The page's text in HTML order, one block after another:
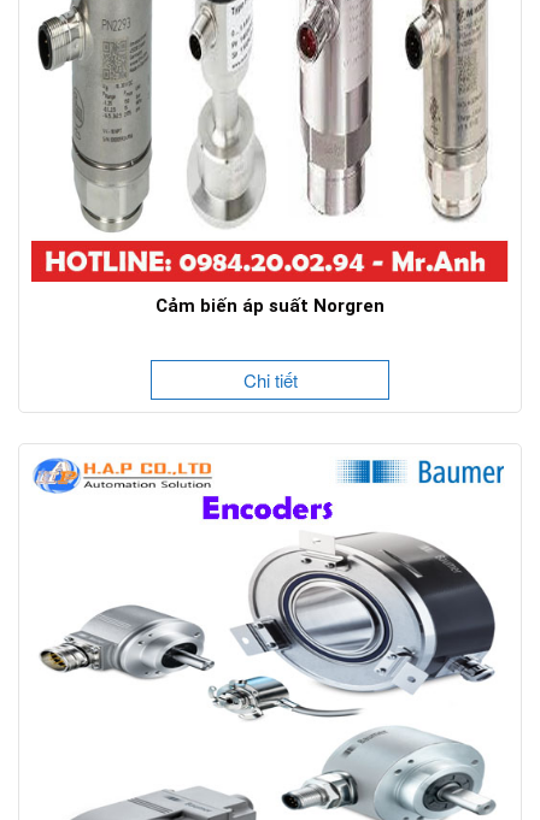
Cảm biến áp suất Norgren
Chi tiết